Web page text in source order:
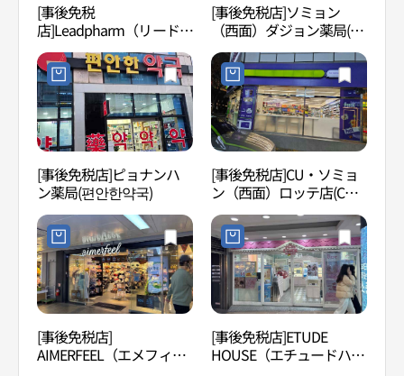
[事後免税
店]Leadpharm（リードフ
ァーム）百貨店薬局(리드
팜백화점약국)
[事後免税店]ソミョン
（西面）ダジョン薬局(서
면다정약국)
[事後免税店]ピョナンハ
ン薬局(편안한약국)
[事後免税店]CU・ソミョ
ン（西面）ロッテ店(CU
서면롯데점)
[事後免税店]
AIMERFEEL（エメフィー
[事後免税店]ETUDE
HOUSE（エチュードハウ